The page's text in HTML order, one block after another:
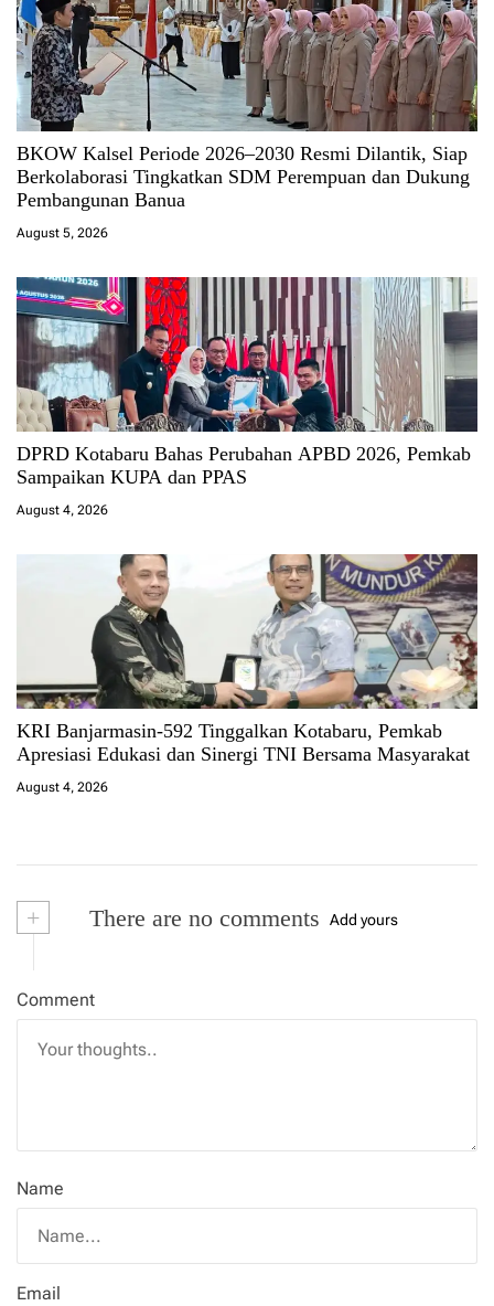
BKOW Kalsel Periode 2026–2030 Resmi Dilantik, Siap
Berkolaborasi Tingkatkan SDM Perempuan dan Dukung
Pembangunan Banua
August 5, 2026
DPRD Kotabaru Bahas Perubahan APBD 2026, Pemkab
Sampaikan KUPA dan PPAS
August 4, 2026
KRI Banjarmasin-592 Tinggalkan Kotabaru, Pemkab
Apresiasi Edukasi dan Sinergi TNI Bersama Masyarakat
August 4, 2026
+ There are no comments Add yours
Comment
Name
Email